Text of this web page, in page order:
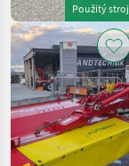
Použitý stroj